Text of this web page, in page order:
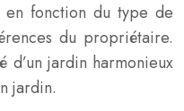
en fonction du type de
du propriétaire.
d’un jardin harmonieux
jardin.